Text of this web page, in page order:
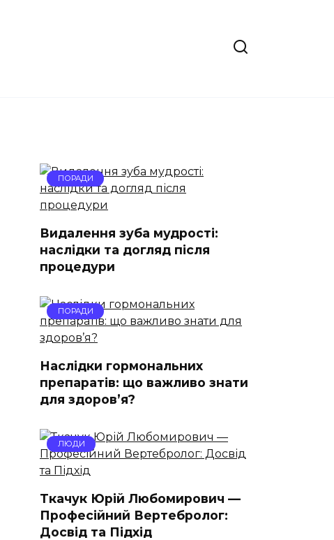
ПОРАДИ
Видалення зуба мудрості:
наслідки та догляд після
процедури
ПОРАДИ
Наслідки гормональних
препаратів: що важливо знати
для здоров’я?
ЛЮДИ
Ткачук Юрій Любомирович —
Професійний Вертебролог:
Досвід та Підхід